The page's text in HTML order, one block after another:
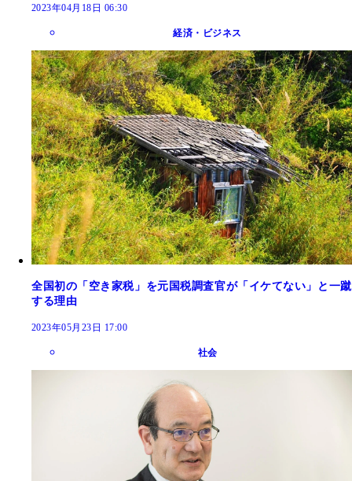
2023年04月18日 06:30
経済・ビジネス
全国初の「空き家税」を元国税調査官が「イケてない」と一蹴
する理由
2023年05月23日 17:00
社会